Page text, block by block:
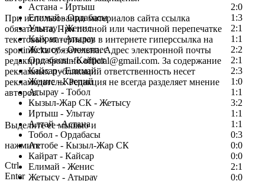
Астана - Иртыш
2:0
Елимай - Ордабасы
1:3
Улытау - Женис
2:1
Кайрат - Атырау
1:1
Жетысу - Окжетпес
2:2
Ордабасы - Кайрат
2:1
Кайсар - Елимай
2:3
Женис - Каспий
1:0
Атырау - Тобол
1:1
Кызыл-Жар СК - Жетысу
3:2
Иртыш - Улытау
1:1
Алтай - Астана
1:1
Тобол - Ордабасы
0:3
Актобе - Кызыл-Жар СК
0:0
Кайрат - Кайсар
0:0
Елимай - Женис
2:1
Жетысу - Атырау
0:0
При использовании материалов сайта ссылка
обязательна. При полной или частичной перепечатке
текстовых материалов в интернете гиперссылка на
sportinfo.kz обязательна. Адрес электронной почты
редакции: sportinfo.official@gmail.com. За содержание
рекламных публикаций ответственность несет
рекламодатель. Редакция не всегда разделяет мнение
авторов.
Заметили ошибку в тексте?
Выделите ее мышью и
нажмите
Ctrl
Enter